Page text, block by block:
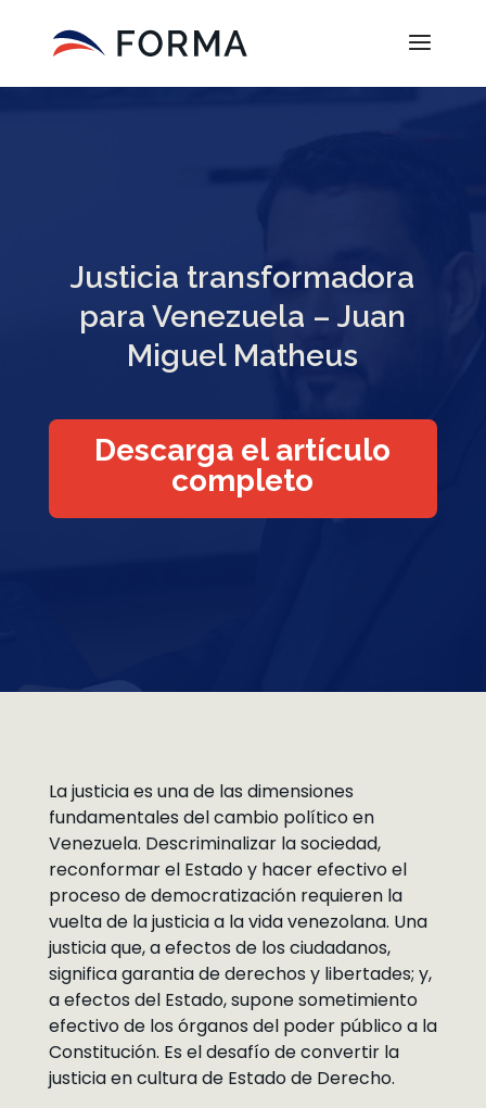
Justicia transformadora
para Venezuela – Juan
Miguel Matheus
Descarga el artículo
completo
La justicia es una de las dimensiones
fundamentales del cambio político en
Venezuela. Descriminalizar la sociedad,
reconformar el Estado y hacer efectivo el
proceso de democratización requieren la
vuelta de la justicia a la vida venezolana. Una
justicia que, a efectos de los ciudadanos,
significa garantia de derechos y libertades; y,
a efectos del Estado, supone sometimiento
efectivo de los órganos del poder público a la
Constitución. Es el desafío de convertir la
justicia en cultura de Estado de Derecho.